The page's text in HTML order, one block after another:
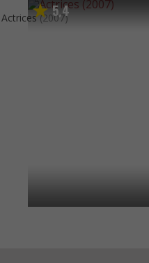
5,4
Actrices (2007)